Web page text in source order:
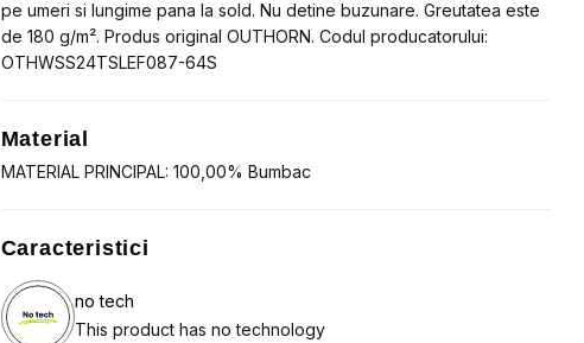
pe umeri si lungime pana la sold. Nu detine buzunare. Greutatea este
de 180 g/m². Produs original OUTHORN. Codul producatorului:
OTHWSS24TSLEF087-64S
Material
MATERIAL PRINCIPAL: 100,00% Bumbac
Caracteristici
no tech
This product has no technology